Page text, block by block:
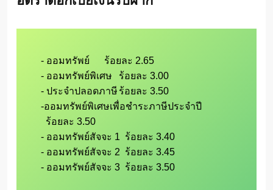
- ออมทรัพย์      ร้อยละ 2.65
- ออมทรัพย์พิเศษ	ร้อยละ 3.00
- ประจำปลอดภาษี	ร้อยละ 3.50
-ออมทรัพย์พิเศษเพื่อชำระภาษีประจำปี
- ออมทรัพย์สัจจะ 1  ร้อยละ 3.40
- ออมทรัพย์สัจจะ 2  ร้อยละ 3.45